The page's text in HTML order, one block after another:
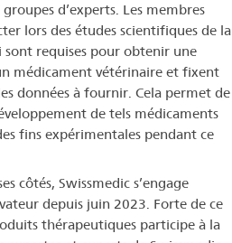
d’experts. Les membres
lors des études scientifiques de la
requises pour obtenir une
médicament vétérinaire et fixent
données à fournir. Cela permet de
de tels médicaments
fins expérimentales pendant ce
côtés, Swissmedic s’engage
depuis juin 2023. Forte de ce
thérapeutiques participe à la